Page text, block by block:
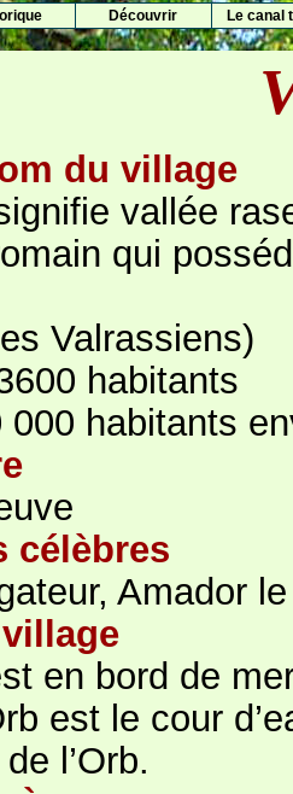
rique Découvrir Le canal
du village
vallée
qui
Valrassiens)
habitants
habitants
célèbres
Amador
en bord de
est le cour
l’Orb.